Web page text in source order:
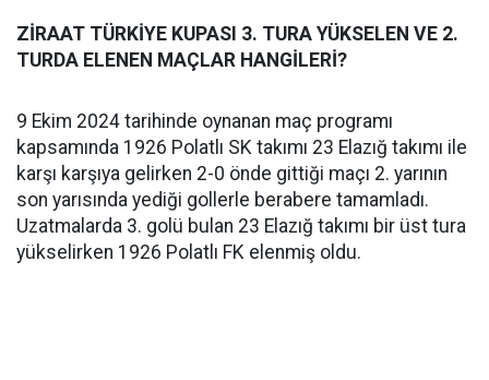
ZİRAAT TÜRKİYE KUPASI 3. TURA YÜKSELEN VE 2.
TURDA ELENEN MAÇLAR HANGİLERİ?
9 Ekim 2024 tarihinde oynanan maç programı
kapsamında 1926 Polatlı SK takımı 23 Elazığ takımı ile
karşı karşıya gelirken 2-0 önde gittiği maçı 2. yarının
son yarısında yediği gollerle berabere tamamladı.
Uzatmalarda 3. golü bulan 23 Elazığ takımı bir üst tura
yükselirken 1926 Polatlı FK elenmiş oldu.